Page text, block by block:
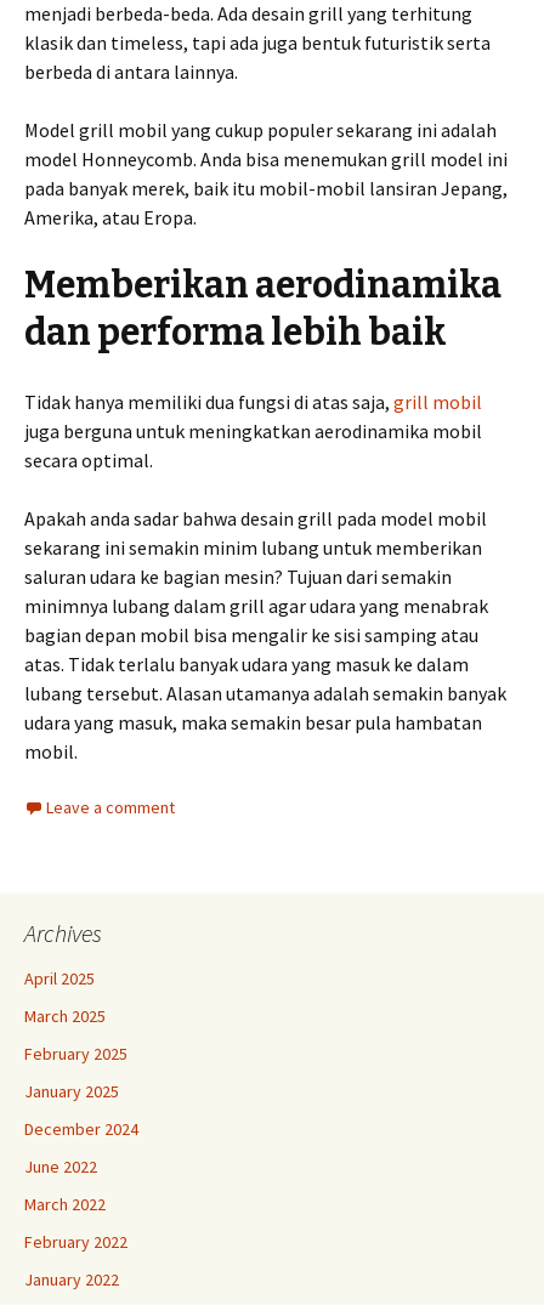
menjadi berbeda-beda. Ada desain grill yang terhitung
klasik dan timeless, tapi ada juga bentuk futuristik serta
berbeda di antara lainnya.
Model grill mobil yang cukup populer sekarang ini adalah
model Honneycomb. Anda bisa menemukan grill model ini
pada banyak merek, baik itu mobil-mobil lansiran Jepang,
Amerika, atau Eropa.
Memberikan aerodinamika
dan performa lebih baik
Tidak hanya memiliki dua fungsi di atas saja, grill mobil
juga berguna untuk meningkatkan aerodinamika mobil
secara optimal.
Apakah anda sadar bahwa desain grill pada model mobil
sekarang ini semakin minim lubang untuk memberikan
saluran udara ke bagian mesin? Tujuan dari semakin
minimnya lubang dalam grill agar udara yang menabrak
bagian depan mobil bisa mengalir ke sisi samping atau
atas. Tidak terlalu banyak udara yang masuk ke dalam
lubang tersebut. Alasan utamanya adalah semakin banyak
udara yang masuk, maka semakin besar pula hambatan
mobil.
Leave a comment
Archives
April 2025
March 2025
February 2025
January 2025
December 2024
June 2022
March 2022
February 2022
January 2022